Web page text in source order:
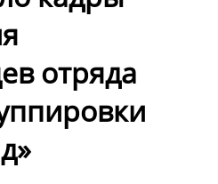
отряда